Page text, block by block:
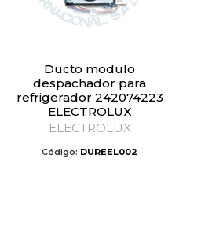
Ducto modulo
despachador para
refrigerador 242074223
ELECTROLUX
ELECTROLUX
Código: DUREEL002